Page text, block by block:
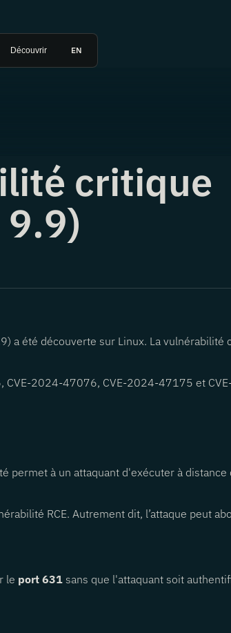
Découvrir EN
critique
9.9)
a été découverte sur Linux. La
CVE-2024-47076, CVE-2024-47175 et
permet à un attaquant d'exécuter à
RCE. Autrement dit, l’attaque peut
le port 631 sans que l'attaquant soit